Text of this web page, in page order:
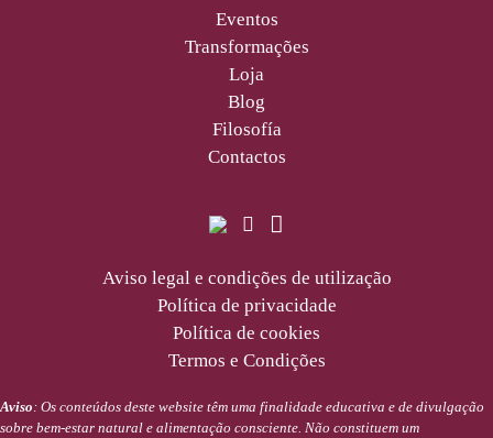
Eventos
Transformações
Loja
Blog
Filosofía
Contactos
Aviso legal e condições de utilização
Política de privacidade
Política de cookies
Termos e Condições
Aviso: Os conteúdos deste website têm uma finalidade educativa e de divulgação
sobre bem-estar natural e alimentação consciente. Não constituem um